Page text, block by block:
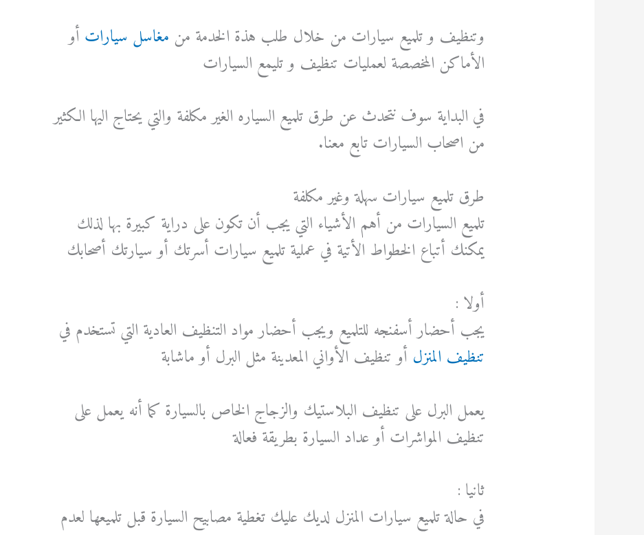
وتنظيف و تلميع سيارات من خلال طلب هذة الخدمة من مغاسل سياراتأو
الأماكن المخصصة لعمليات تنظيف و تليمع السيارات
في البداية سوف نتحدث عن طرق تلميع السياره الغير مكلفة والتي يحتاج اليها الكثير
من اصحاب السيارات تابع معنا.
طرق تلميع سيارات سهلة وغير مكلفة
تلميع السيارات من أهم الأشياء التي يجب أن تكون على دراية كبيرة بها لذلك
يمكنك أتباع الخطواط الأتية في عملية تلميع سيارات أسرتك أو سيارتك أصحابك
أولا :
يجب أحضار أسفنجه للتلميع ويجب أحضار مواد التنظيف العادية التي تستخدم في
تنظيف المنزل أو تنظيف الأواني المعدينة مثل البرل أو ماشابة
يعمل البرل على تنظيف البلاستيك والزجاج الخاص بالسيارة كما أنه يعمل على
تنظيف المواشرات أو عداد السيارة بطريقة فعالة
ثانيا :
في حالة تلميع سيارات المنزل لديك عليك تغطية مصابيح السيارة قبل تلميعها لعدم